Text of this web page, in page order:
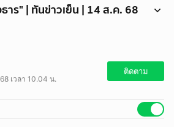
าร" | ทันข่าวเย็น | 14 ส.ค. 68
ธาร" นับถอยหลังคดีคลิปเสียง ก่อนศาลนัดชี้
ม" เผยไม่มีแผนสำรอง ย้ำ! "นายกฯ" เจตนาดี
าออก ขณะที่ "นายกฯ อิ๊งค์" ลั่น ศาลนัดตรงวัน
เวลา 10.04 น.
ติดตาม